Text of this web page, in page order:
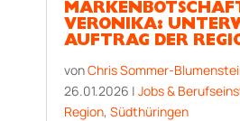
VERONIKA:
AUFTRAG DER
vonChris Sommer-
26.01.2026 | Jobs &
Region, Südthüringen